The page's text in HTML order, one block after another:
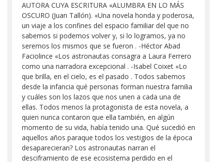
AUTORA CUYA ESCRITURA «ALUMBRA EN LO MÁS
OSCURO (Juan Tallón). «Una novela honda y poderosa,
un viaje a los confines del espacio familiar del que no
sabemos si podemos volver y, si lo logramos, ya no
seremos los mismos que se fueron . -Héctor Abad
Faciolince «Los astronautas consagra a Laura Ferrero
como una narradora excepcional . -Isabel Coixet «Lo
que brilla, en el cielo, es el pasado . Todos sabemos
desde la infancia qué personas forman nuestra familia
y cuáles son los lazos que nos unen a cada una de
ellas. Todos menos la protagonista de esta novela, a
quien nunca contaron que ella también, en algún
momento de su vida, había tenido una. Qué sucedió en
aquellos años paraque todos los vestigios de la época
desaparecieran? Los astronautas narran el
desciframiento de ese ecosistema perdido en el